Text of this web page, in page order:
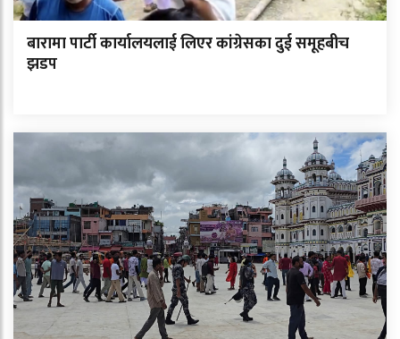
बारामा पार्टी कार्यालयलाई लिएर कांग्रेसका दुई समूहबीच
झडप